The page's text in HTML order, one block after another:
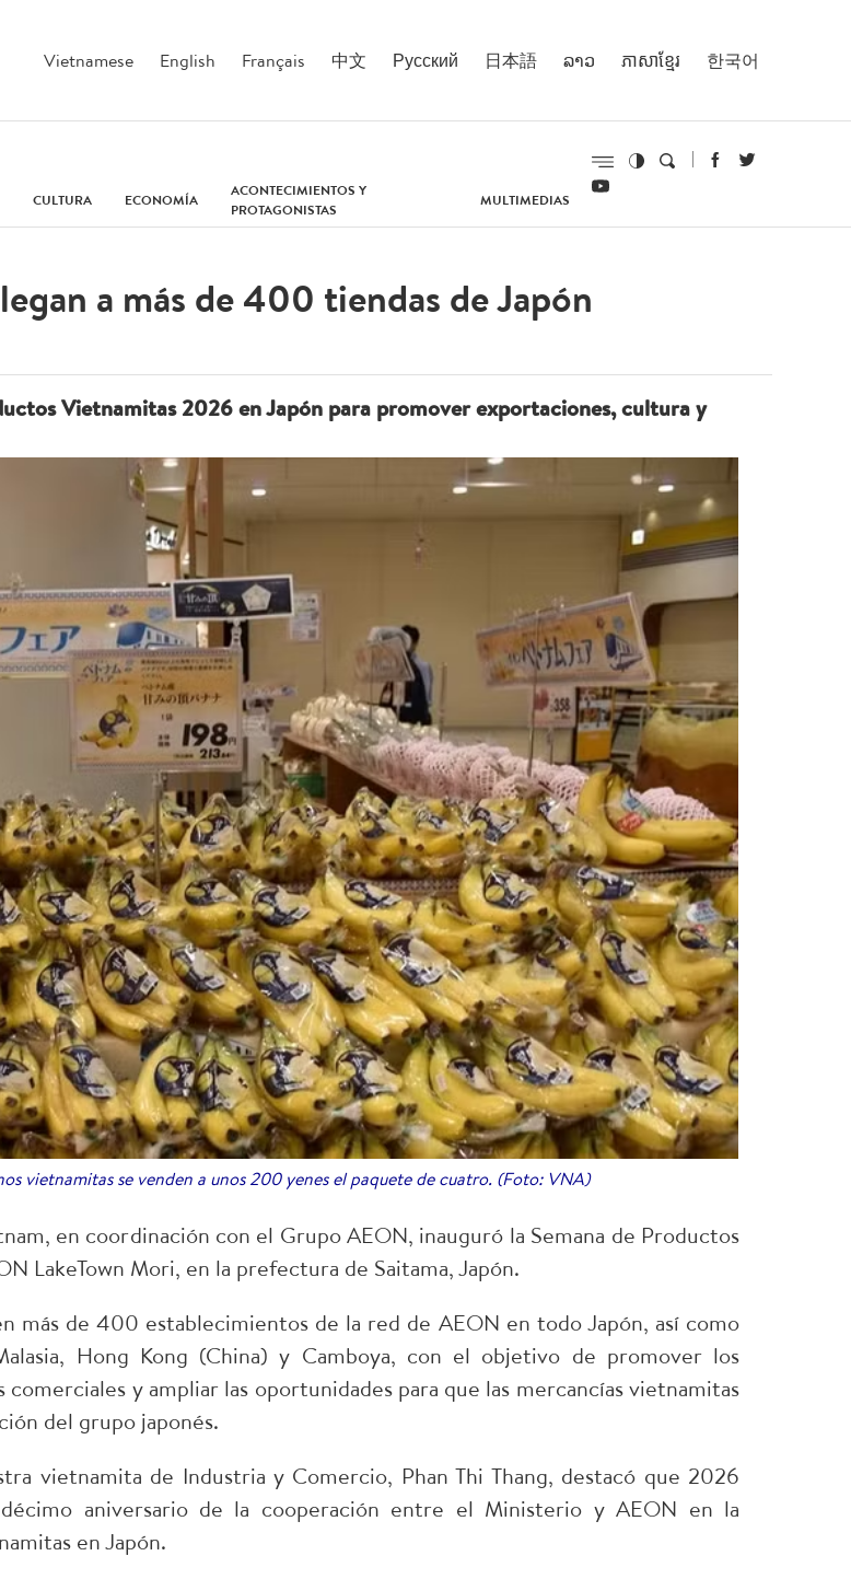
Vietnamese English Français 中文 Русский 日本語 ລາວ ភាសាខ្មែរ 한국어
CULTURA ECONOMÍA
ACONTECIMIENTOS Y
PROTAGONISTAS
MULTIMEDIAS
a más de 400 tiendas de Japón
Vietnamitas 2026 en Japón para promover exportaciones, cultura y
vietnamitas se venden a unos 200 yenes el paquete de cuatro. (Foto: VNA)
en coordinación con el Grupo AEON, inauguró la Semana de Productos
LakeTown Mori, en la prefectura de Saitama, Japón.
más de 400 establecimientos de la red de AEON en todo Japón, así como
Hong Kong (China) y Camboya, con el objetivo de promover los
y ampliar las oportunidades para que las mercancías vietnamitas
del grupo japonés.
vietnamita de Industria y Comercio, Phan Thi Thang, destacó que 2026
aniversario de la cooperación entre el Ministerio y AEON en la
en Japón.